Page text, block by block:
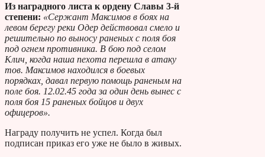
Из наградного листа к ордену Славы 3-й
степени: «Сержант Максимов в боях на
левом берегу реки Одер действовал смело и
решительно по выносу раненых с поля боя
под огнем противника. В бою под селом
Клич, когда наша пехота перешла в атаку
тов. Максимов находился в боевых
порядках, давал первую помощь раненым на
поле боя. 12.02.45 года за один день вынес с
поля боя 15 раненых бойцов и двух
офицеров».
Награду получить не успел. Когда был
подписан приказ его уже не было в живых.